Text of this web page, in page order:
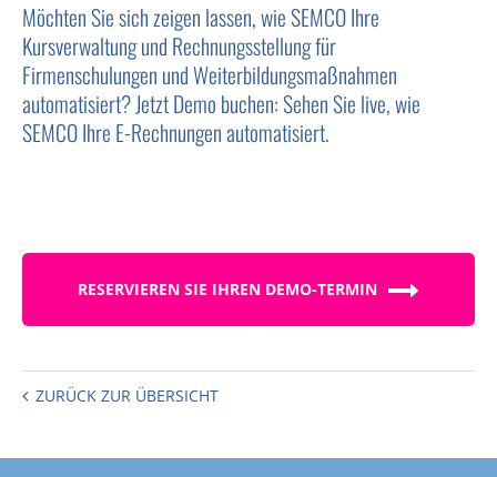
Möchten Sie sich zeigen lassen, wie SEMCO Ihre
Kursverwaltung und Rechnungsstellung für
Firmenschulungen und Weiterbildungsmaßnahmen
automatisiert? Jetzt Demo buchen: Sehen Sie live, wie
SEMCO Ihre E-Rechnungen automatisiert.
RESERVIEREN SIE IHREN DEMO-TERMIN
ZURÜCK ZUR ÜBERSICHT